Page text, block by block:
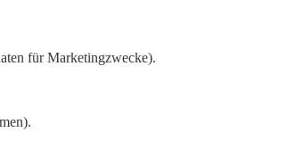
für Marketingzwecke).